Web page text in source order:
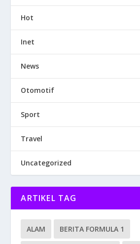
Hot
Inet
News
Otomotif
Sport
Travel
Uncategorized
ARTIKEL TAG
ALAM BERITA FORMULA 1